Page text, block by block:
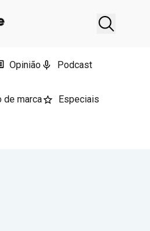
Opinião Podcast
de marca Especiais